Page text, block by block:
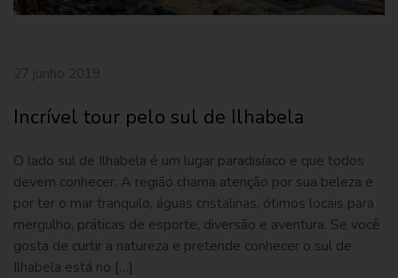
Incrível tour pelo sul de Ilhabela
O lado sul de Ilhabela é um lugar paradisíaco e que todos
devem conhecer. A região chama atenção por sua beleza e
por ter o mar tranquilo, águas cristalinas, ótimos locais para
mergulho, práticas de esporte, diversão e aventura. Se você
gosta de curtir a natureza e pretende conhecer o sul de
Ilhabela está no […]